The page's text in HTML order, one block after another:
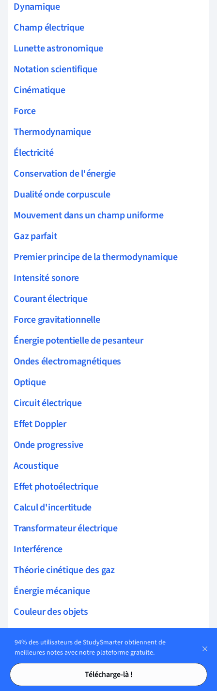
Tables des matières
Tables des matières
Dynamique
Champ électrique
Lunette astronomique
Notation scientifique
Cinématique
Force
Thermodynamique
Électricité
Conservation de l'énergie
Dualité onde corpuscule
Mouvement dans un champ uniforme
Gaz parfait
Premier principe de la thermodynamique
Intensité sonore
Courant électrique
Force gravitationnelle
Énergie potentielle de pesanteur
Ondes électromagnétiques
Optique
Circuit électrique
Effet Doppler
Onde progressive
Acoustique
Effet photoélectrique
Calcul d'incertitude
Transformateur électrique
Interférence
Théorie cinétique des gaz
Énergie mécanique
Couleur des objets
Diffraction
94% des utilisateurs de StudySmarter obtiennent de
meilleures notes avec notre plateforme gratuite.
Télécharge-là !